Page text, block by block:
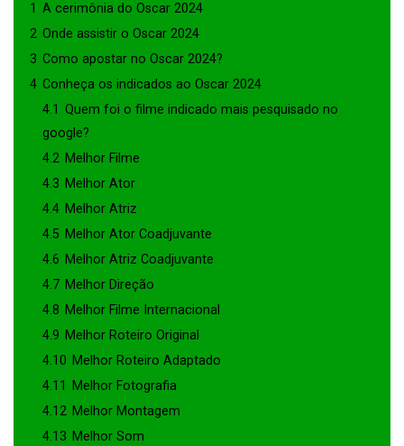
1 A cerimônia do Oscar 2024
2 Onde assistir o Oscar 2024
3 Como apostar no Oscar 2024?
4 Conheça os indicados ao Oscar 2024
4.1 Quem foi o filme indicado mais pesquisado no
google?
4.2 Melhor Filme
4.3 Melhor Ator
4.4 Melhor Atriz
4.5 Melhor Ator Coadjuvante
4.6 Melhor Atriz Coadjuvante
4.7 Melhor Direção
4.8 Melhor Filme Internacional
4.9 Melhor Roteiro Original
4.10 Melhor Roteiro Adaptado
4.11
Melhor Fotografia
4.12 Melhor Montagem
4.13 Melhor Som